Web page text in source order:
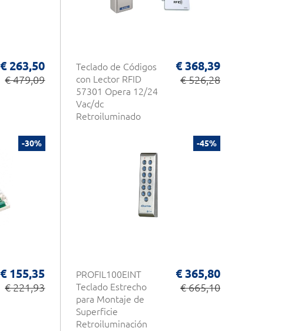
€ 263,50
€ 479,09
Teclado de Códigos
con Lector RFID
57301 Opera 12/24
Vac/dc
Retroiluminado
€ 368,39
€ 526,28
-30%
€ 155,35
€ 221,93
-45%
PROFIL100EINT
Teclado Estrecho
para Montaje de
Superficie
Retroiluminación
€ 365,80
€ 665,10